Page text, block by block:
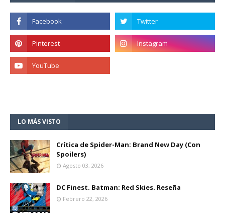
LO MÁS VISTO
Crítica de Spider-Man: Brand New Day (Con
Spoilers)
Agosto 03, 2026
DC Finest. Batman: Red Skies. Reseña
Febrero 22, 2026